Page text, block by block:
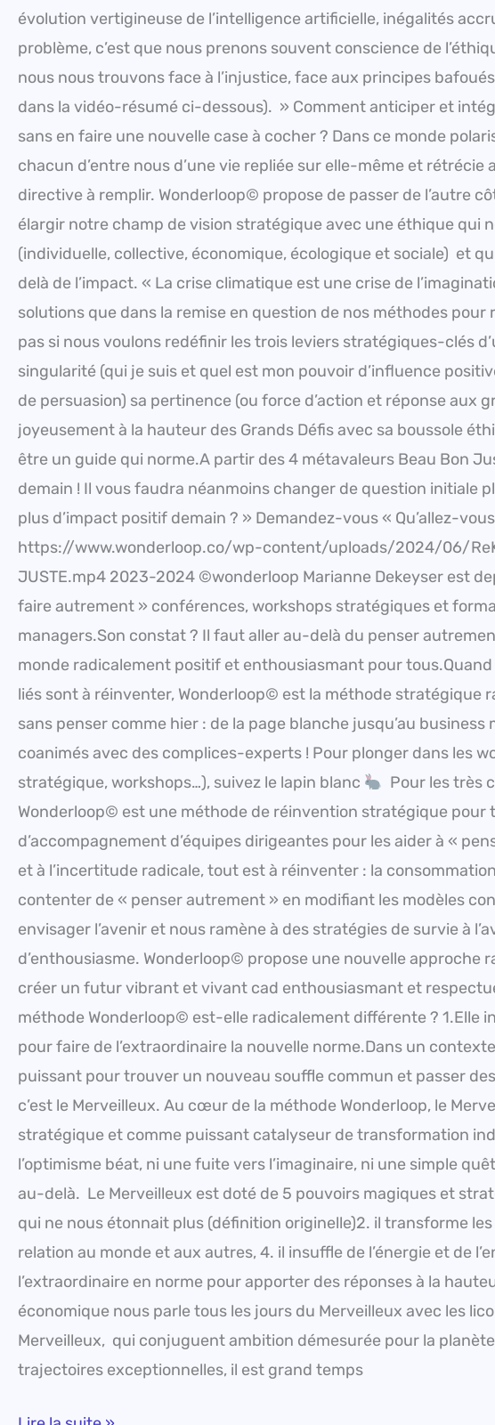
évolution vertigineuse de l’intelligence artificielle, inégalités
problème, c’est que nous prenons souvent conscience de
nous nous trouvons face à l’injustice, face aux principes
dans la vidéo-résumé ci-dessous). » Comment anticiper et
sans en faire une nouvelle case à cocher ? Dans ce monde
chacun d’entre nous d’une vie repliée sur elle-même et
directive à remplir. Wonderloop© propose de passer de l’autre
élargir notre champ de vision stratégique avec une éthique qui
(individuelle, collective, économique, écologique et sociale) et
delà de l’impact. « La crise climatique est une crise de
solutions que dans la remise en question de nos méthodes
pas si nous voulons redéfinir les trois leviers stratégiques-clés
singularité (qui je suis et quel est mon pouvoir d’influence
de persuasion) sa pertinence (ou force d’action et réponse aux
joyeusement à la hauteur des Grands Défis avec sa boussole
être un guide qui norme.A partir des 4 métavaleurs Beau Bon
demain ! Il vous faudra néanmoins changer de question initiale
plus d’impact positif demain ? » Demandez-vous « Qu’allez-
https://www.wonderloop.co/wp-content/uploads/2024/06/
JUSTE.mp4 2023-2024 ©wonderloop Marianne Dekeyser est
faire autrement » conférences, workshops stratégiques et
managers.Son constat ? Il faut aller au-delà du penser
monde radicalement positif et enthousiasmant pour
liés sont à réinventer, Wonderloop© est la méthode
sans penser comme hier : de la page blanche jusqu’au
coanimés avec des complices-experts ! Pour plonger dans les
stratégique, workshops…), suivez le lapin blanc
Pour les très
Wonderloop© est une méthode de réinvention stratégique pour
d’accompagnement d’équipes dirigeantes pour les aider à «
et à l’incertitude radicale, tout est à réinventer : la
contenter de « penser autrement » en modifiant les modèles
envisager l’avenir et nous ramène à des stratégies de survie à
d’enthousiasme. Wonderloop© propose une nouvelle
créer un futur vibrant et vivant cad enthousiasmant et
méthode Wonderloop© est-elle radicalement différente ? 1.Elle
pour faire de l’extraordinaire la nouvelle norme.Dans un
puissant pour trouver un nouveau souffle commun et passer
c’est le Merveilleux. Au cœur de la méthode Wonderloop, le
stratégique et comme puissant catalyseur de transformation
l’optimisme béat, ni une fuite vers l’imaginaire, ni une simple
au-delà. Le Merveilleux est doté de 5 pouvoirs magiques et
qui ne nous étonnait plus (définition originelle)2. il transforme
relation au monde et aux autres, 4. il insuffle de l’énergie et de
l’extraordinaire en norme pour apporter des réponses à la
économique nous parle tous les jours du Merveilleux avec les
Merveilleux, qui conjuguent ambition démesurée pour la
trajectoires exceptionnelles, il est grand temps